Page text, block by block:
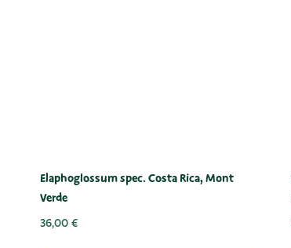
Elaphoglossum spec. Costa Rica, Mont
Verde
36,00 €